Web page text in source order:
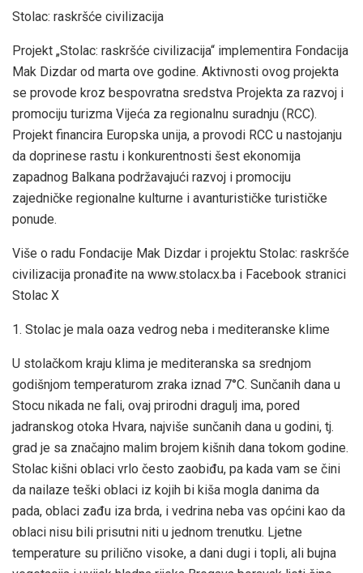
Stolac: raskršće civilizacija
Projekt „Stolac: raskršće civilizacija“ implementira Fondacija
Mak Dizdar od marta ove godine. Aktivnosti ovog projekta
se provode kroz bespovratna sredstva Projekta za razvoj i
promociju turizma Vijeća za regionalnu suradnju (RCC).
Projekt financira Europska unija, a provodi RCC u nastojanju
da doprinese rastu i konkurentnosti šest ekonomija
zapadnog Balkana podržavajući razvoj i promociju
zajedničke regionalne kulturne i avanturističke turističke
ponude.
Više o radu Fondacije Mak Dizdar i projektu Stolac: raskršće
civilizacija pronađite na www.stolacx.ba i Facebook stranici
Stolac X
1. Stolac je mala oaza vedrog neba i mediteranske klime
U stolačkom kraju klima je mediteranska sa srednjom
godišnjom temperaturom zraka iznad 7°C. Sunčanih dana u
Stocu nikada ne fali, ovaj prirodni dragulj ima, pored
jadranskog otoka Hvara, najviše sunčanih dana u godini, tj.
grad je sa značajno malim brojem kišnih dana tokom godine.
Stolac kišni oblaci vrlo često zaobiđu, pa kada vam se čini
da nailaze teški oblaci iz kojih bi kiša mogla danima da
pada, oblaci zađu iza brda, i vedrina neba vas općini kao da
oblaci nisu bili prisutni niti u jednom trenutku. Ljetne
temperature su prilično visoke, a dani dugi i topli, ali bujna